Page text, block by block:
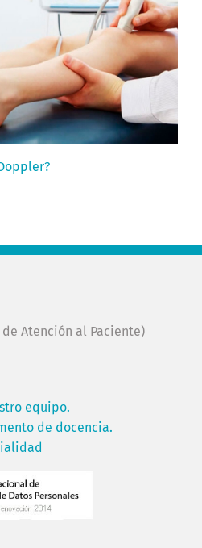
Atención al Paciente)
equipo.
de docencia.